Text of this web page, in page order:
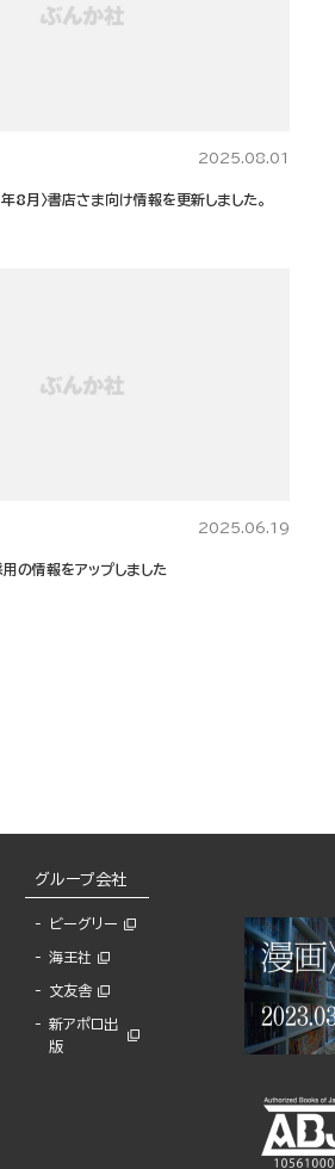
2025.08.01
8月〉書店さま向け情報を更新しました。
2025.06.19
情報をアップしました
グループ会社
ビーグリー
海王社
文友舎
新アポロ出
版